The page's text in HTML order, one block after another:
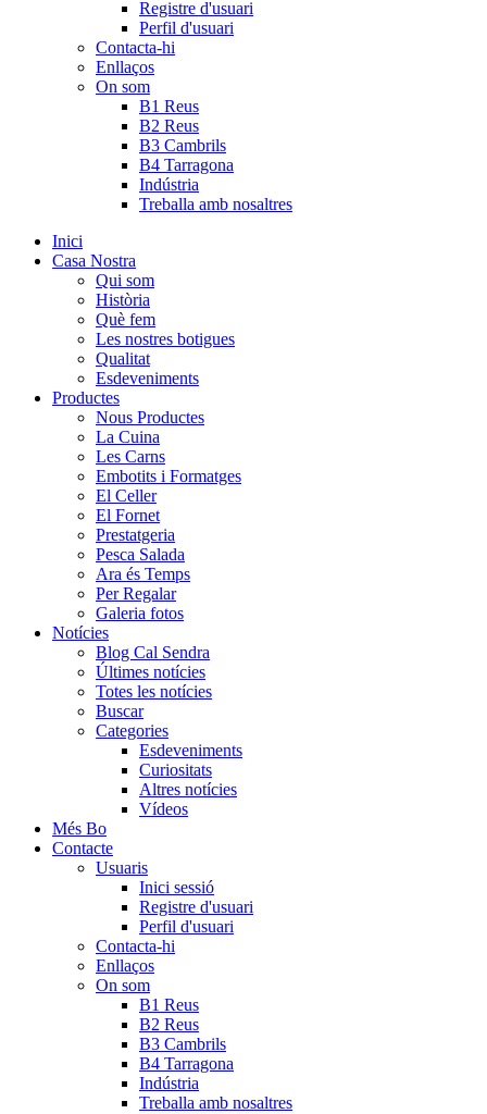
Registre d'usuari
Perfil d'usuari
Contacta-hi
Enllaços
On som
B1 Reus
B2 Reus
B3 Cambrils
B4 Tarragona
Indústria
Treballa amb nosaltres
Inici
Casa Nostra
Qui som
Història
Què fem
Les nostres botigues
Qualitat
Esdeveniments
Productes
Nous Productes
La Cuina
Les Carns
Embotits i Formatges
El Celler
El Fornet
Prestatgeria
Pesca Salada
Ara és Temps
Per Regalar
Galeria fotos
Notícies
Blog Cal Sendra
Últimes notícies
Totes les notícies
Buscar
Categories
Esdeveniments
Curiositats
Altres notícies
Vídeos
Més Bo
Contacte
Usuaris
Inici sessió
Registre d'usuari
Perfil d'usuari
Contacta-hi
Enllaços
On som
B1 Reus
B2 Reus
B3 Cambrils
B4 Tarragona
Indústria
Treballa amb nosaltres